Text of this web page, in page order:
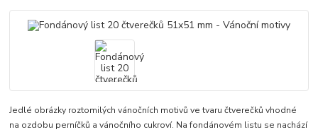
Jedlé obrázky roztomilých vánočních motivů ve tvaru čtverečků vhodné
na ozdobu perníčků a vánočního cukroví. Na fondánovém listu se nachází